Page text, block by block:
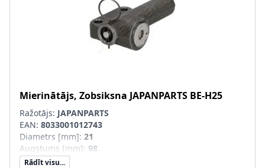
Mierinātājs, Zobsiksna JAPANPARTS BE-H25
Ražotājs: JAPANPARTS
EAN: 8033001012743
Diametrs [mm]: 21
Augstums [mm]: 98
Rādīt visu...